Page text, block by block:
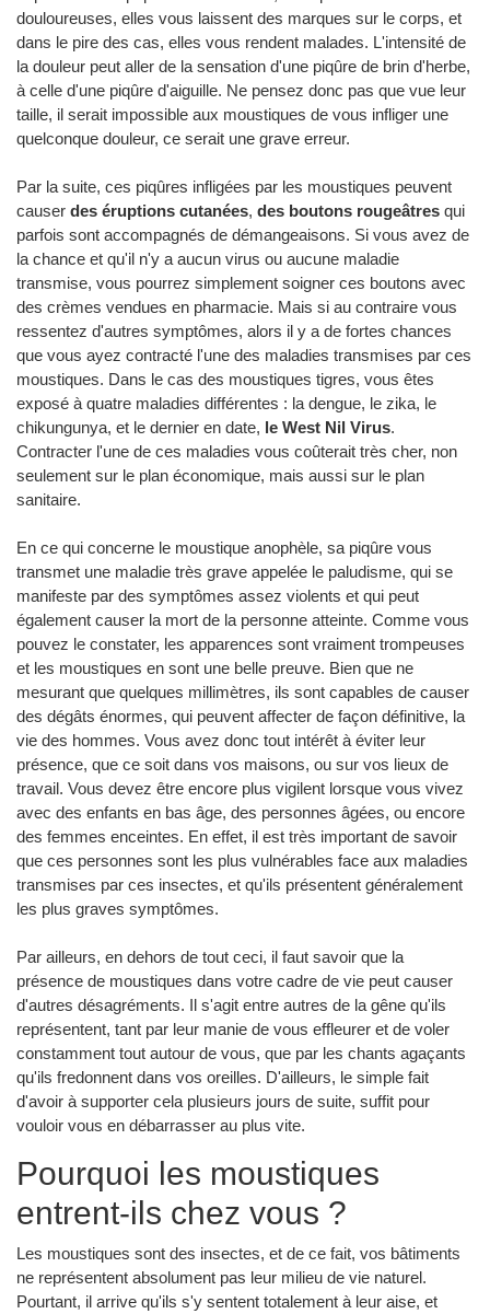
douloureuses, elles vous laissent des marques sur le corps, et
dans le pire des cas, elles vous rendent malades. L'intensité de
la douleur peut aller de la sensation d'une piqûre de brin d'herbe,
à celle d'une piqûre d'aiguille. Ne pensez donc pas que vue leur
taille, il serait impossible aux moustiques de vous infliger une
quelconque douleur, ce serait une grave erreur.
Par la suite, ces piqûres infligées par les moustiques peuvent
causer des éruptions cutanées, des boutons rougeâtres qui
parfois sont accompagnés de démangeaisons. Si vous avez de
la chance et qu'il n'y a aucun virus ou aucune maladie
transmise, vous pourrez simplement soigner ces boutons avec
des crèmes vendues en pharmacie. Mais si au contraire vous
ressentez d'autres symptômes, alors il y a de fortes chances
que vous ayez contracté l'une des maladies transmises par ces
moustiques. Dans le cas des moustiques tigres, vous êtes
exposé à quatre maladies différentes : la dengue, le zika, le
chikungunya, et le dernier en date, le West Nil Virus.
Contracter l'une de ces maladies vous coûterait très cher, non
seulement sur le plan économique, mais aussi sur le plan
sanitaire.
En ce qui concerne le moustique anophèle, sa piqûre vous
transmet une maladie très grave appelée le paludisme, qui se
manifeste par des symptômes assez violents et qui peut
également causer la mort de la personne atteinte. Comme vous
pouvez le constater, les apparences sont vraiment trompeuses
et les moustiques en sont une belle preuve. Bien que ne
mesurant que quelques millimètres, ils sont capables de causer
des dégâts énormes, qui peuvent affecter de façon définitive, la
vie des hommes. Vous avez donc tout intérêt à éviter leur
présence, que ce soit dans vos maisons, ou sur vos lieux de
travail. Vous devez être encore plus vigilent lorsque vous vivez
avec des enfants en bas âge, des personnes âgées, ou encore
des femmes enceintes. En effet, il est très important de savoir
que ces personnes sont les plus vulnérables face aux maladies
transmises par ces insectes, et qu'ils présentent généralement
les plus graves symptômes.
Par ailleurs, en dehors de tout ceci, il faut savoir que la
présence de moustiques dans votre cadre de vie peut causer
d'autres désagréments. Il s'agit entre autres de la gêne qu'ils
représentent, tant par leur manie de vous effleurer et de voler
constamment tout autour de vous, que par les chants agaçants
qu'ils fredonnent dans vos oreilles. D'ailleurs, le simple fait
d'avoir à supporter cela plusieurs jours de suite, suffit pour
vouloir vous en débarrasser au plus vite.
Pourquoi les moustiques
entrent-ils chez vous ?
Les moustiques sont des insectes, et de ce fait, vos bâtiments
ne représentent absolument pas leur milieu de vie naturel.
Pourtant, il arrive qu'ils s'y sentent totalement à leur aise, et